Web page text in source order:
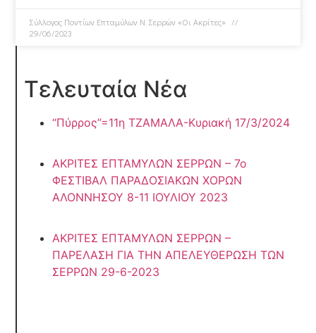
Σύλλογος Ποντίων Επταμύλων N. Σερρών «Οι Ακρίτες»
29/06/2023
Τελευταία Νέα
“Πύρρος”=11η ΤΖΑΜΑΛΑ-Κυριακή 17/3/2024
ΑΚΡΙΤΕΣ ΕΠΤΑΜΥΛΩΝ ΣΕΡΡΩΝ – 7ο
ΦΕΣΤΙΒΑΛ ΠΑΡΑΔΟΣΙΑΚΩΝ ΧΟΡΩΝ
ΑΛΟΝΝΗΣΟΥ 8-11 ΙΟΥΛΙΟΥ 2023
ΑΚΡΙΤΕΣ ΕΠΤΑΜΥΛΩΝ ΣΕΡΡΩΝ –
ΠΑΡΕΛΑΣΗ ΓΙΑ ΤΗΝ ΑΠΕΛΕΥΘΕΡΩΣΗ ΤΩΝ
ΣΕΡΡΩΝ 29-6-2023